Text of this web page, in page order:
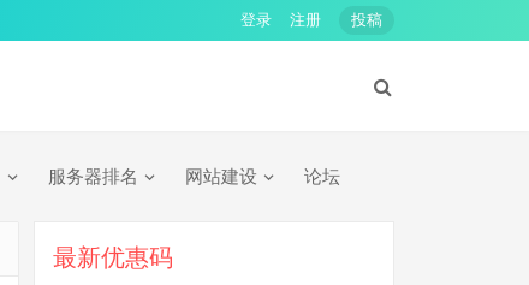
登录 注册 投稿
服务器排名 网站建设 论坛
最新优惠码